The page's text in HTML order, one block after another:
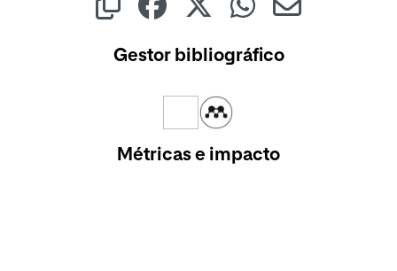
Gestor bibliográfico
Métricas e impacto